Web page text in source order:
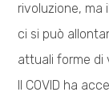
rivoluzione, ma
ci si può
attuali forme di
Il COVID ha